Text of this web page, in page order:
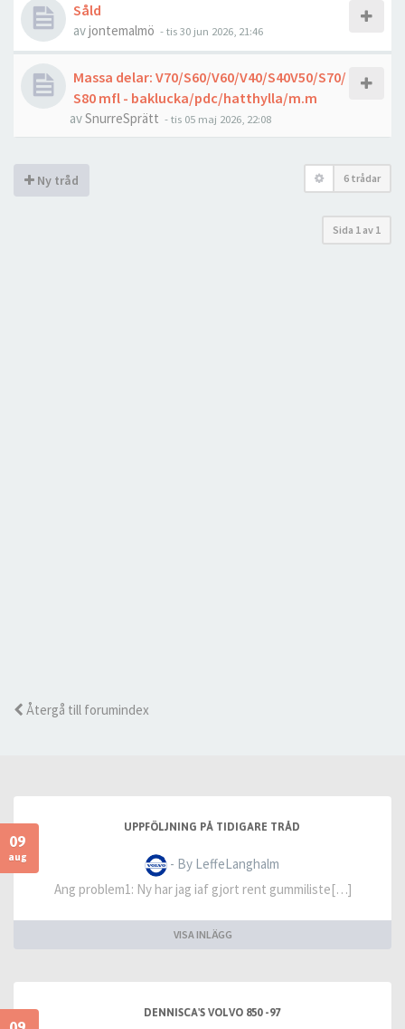
Såld
avjontemalmö - tis 30 jun 2026, 21:46
Massa delar: V70/S60/V60/V40/S40V50/S70/
S80 mfl - baklucka/pdc/hatthylla/m.m
avSnurreSprätt - tis 05 maj 2026, 22:08
Ny tråd 6 trådar
Sida 1 av 1
Återgå till forumindex
09
aug
UPPFÖLJNING PÅ TIDIGARE TRÅD
- By LeffeLanghalm
Ang problem1: Ny har jag iaf gjort rent gummiliste[…]
VISA INLÄGG
DENNISCA'S VOLVO 850 -97